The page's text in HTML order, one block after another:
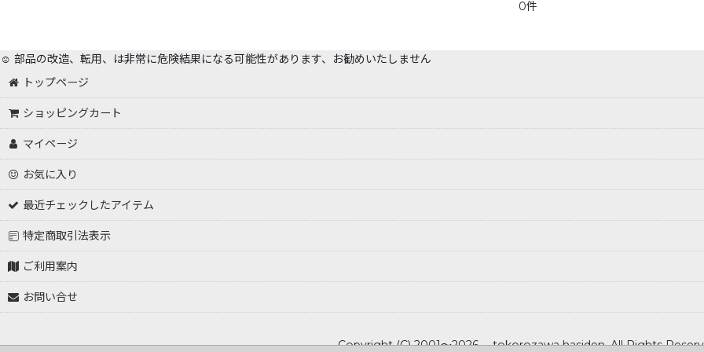
0件
☺️ 部品の改造、転用、は非常に危険結果になる可能性があります、お勧めいたしません
トップページ
ショッピングカート
マイページ
お気に入り
最近チェックしたアイテム
特定商取引法表示
ご利用案内
お問い合せ
Copyright (C) 2001～2026 tokorozawa hasiden .All Rights